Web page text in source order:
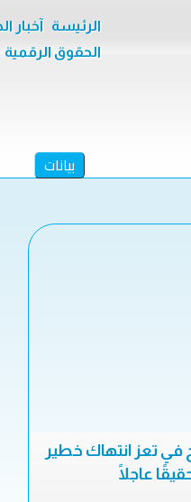
الرئيسة آخبار
الحقوق الرقمية
بيانات
في تعز انتهاك خطير
عاجلًا